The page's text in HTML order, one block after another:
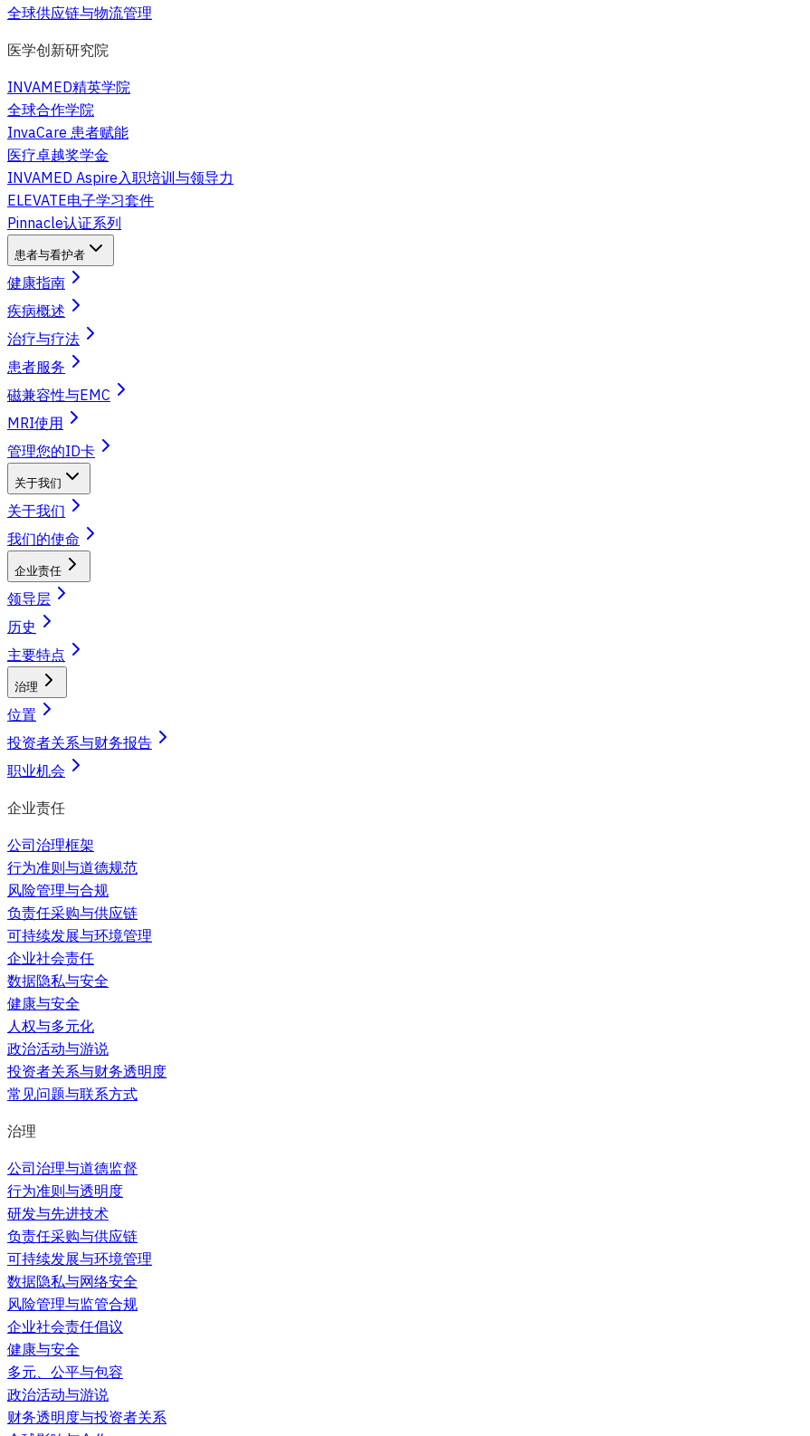
全球供应链与物流管理
医学创新研究院
INVAMED精英学院
全球合作学院
InvaCare 患者赋能
医疗卓越奖学金
INVAMED Aspire入职培训与领导力
ELEVATE电子学习套件
Pinnacle认证系列
患者与看护者
健康指南
疾病概述
治疗与疗法
患者服务
磁兼容性与EMC
MRI使用
管理您的ID卡
关于我们
关于我们
我们的使命
企业责任
领导层
历史
主要特点
治理
位置
投资者关系与财务报告
职业机会
企业责任
公司治理框架
行为准则与道德规范
风险管理与合规
负责任采购与供应链
可持续发展与环境管理
企业社会责任
数据隐私与安全
健康与安全
人权与多元化
政治活动与游说
投资者关系与财务透明度
常见问题与联系方式
治理
公司治理与道德监督
行为准则与透明度
研发与先进技术
负责任采购与供应链
可持续发展与环境管理
数据隐私与网络安全
风险管理与监管合规
企业社会责任倡议
健康与安全
多元、公平与包容
政治活动与游说
财务透明度与投资者关系